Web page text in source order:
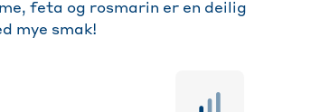
feta og rosmarin er en deilig
mye smak!